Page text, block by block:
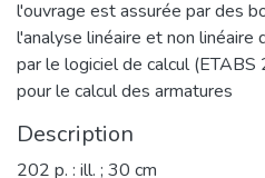
l'ouvrage est assurée par des
l'analyse linéaire et non
par le logiciel de calcul (ETABS
pour le calcul des armatures
Description
202 p. : ill. ; 30 cm